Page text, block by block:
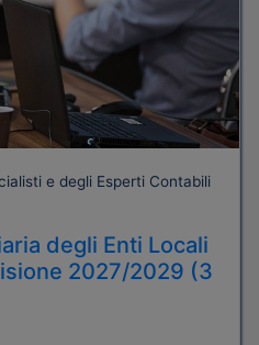
e degli Esperti Contabili
degli Enti Locali
2027/2029 (3